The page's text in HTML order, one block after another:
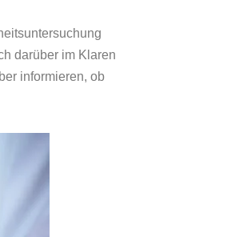
darüber im Klaren
informieren, ob